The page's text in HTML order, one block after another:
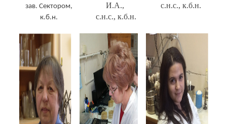
зав. Сектором,
к.б.н.
И.А.,
с.н.с., к.б.н.
с.н.с., к.б.н.